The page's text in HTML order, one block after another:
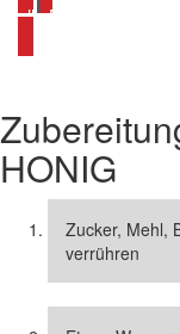
alle Bananen
HONIG
Zucker, Mehl,
verrühren